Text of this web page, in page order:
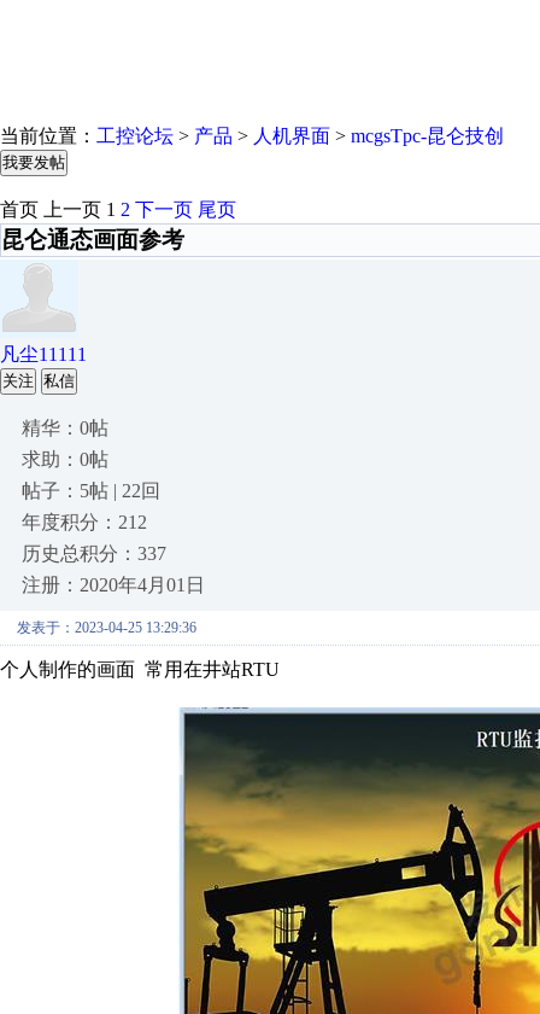
当前位置： 工控论坛 > 产品 > 人机界面 > mcgsTpc-昆仑技创
我要发帖
首页 上一页 1 2 下一页 尾页
昆仑通态画面参考
凡尘11111
关注 私信
精华：0帖
求助：0帖
帖子：5帖 | 22回
年度积分：212
历史总积分：337
注册：2020年4月01日
发表于：2023-04-25 13:29:36
个人制作的画面 常用在井站RTU